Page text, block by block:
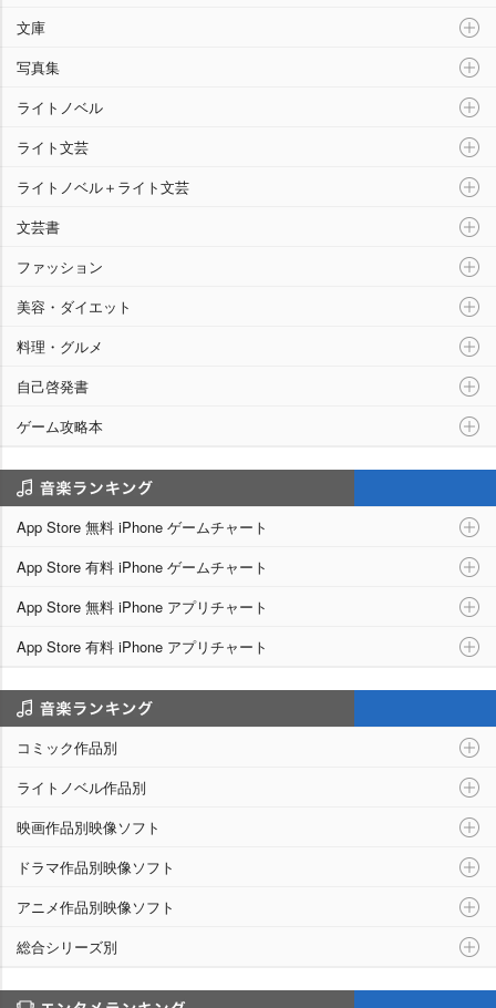
文庫
写真集
ライトノベル
ライト文芸
ライトノベル＋ライト文芸
文芸書
ファッション
美容・ダイエット
料理・グルメ
自己啓発書
ゲーム攻略本
App Store 無料 iPhone ゲームチャート
App Store 有料 iPhone ゲームチャート
App Store 無料 iPhone アプリチャート
App Store 有料 iPhone アプリチャート
コミック作品別
ライトノベル作品別
映画作品別映像ソフト
ドラマ作品別映像ソフト
アニメ作品別映像ソフト
総合シリーズ別